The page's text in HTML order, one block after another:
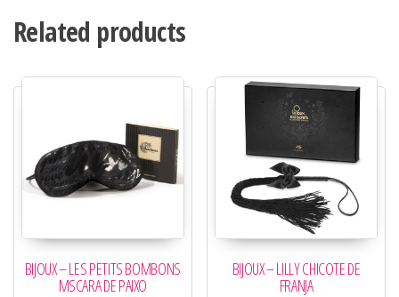
Related products
BIJOUX – LES PETITS BOMBONS
MSCARA DE PAIXO
BIJOUX – LILLY CHICOTE DE
FRANJA